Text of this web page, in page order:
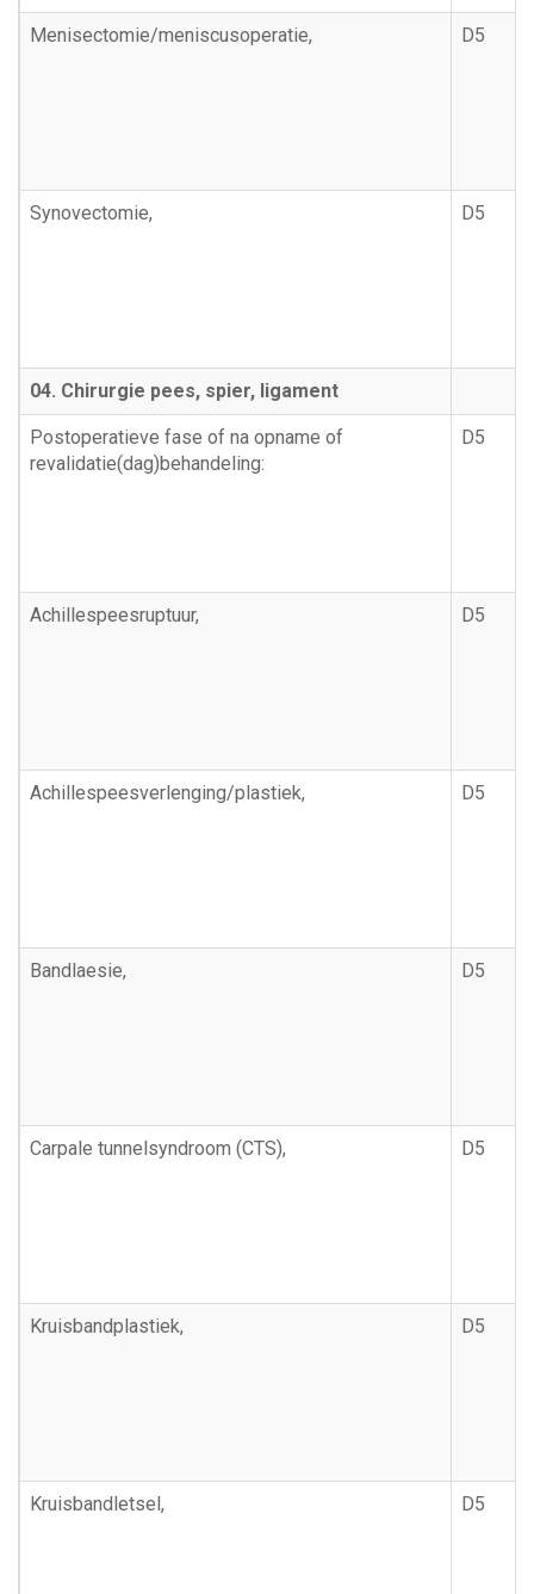
Menisectomie/meniscusoperatie, D5
Synovectomie, D5
04. Chirurgie pees, spier, ligament
Postoperatieve fase of na opname of
revalidatie(dag)behandeling:
D5
Achillespeesruptuur, D5
Achillespeesverlenging/plastiek, D5
Bandlaesie, D5
Carpale tunnelsyndroom (CTS), D5
Kruisbandplastiek, D5
Kruisbandletsel, D5